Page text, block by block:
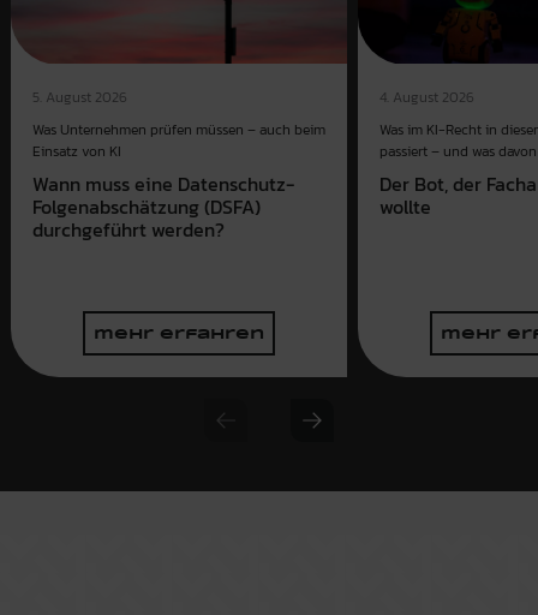
5. August 2026
Was Unternehmen prüfen müssen – auch beim
Einsatz von KI
Wann muss eine Datenschutz-
Folgenabschätzung (DSFA)
durchgeführt werden?
mehr erfahren
4. August 2026
Was im KI-Recht in
passiert – und was
Der Bot, der
wollte
mehr
Previous slide
Next slide